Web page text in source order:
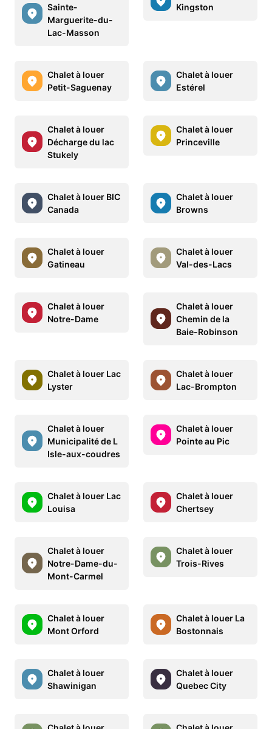
Sainte-
Marguerite-du-
Lac-Masson
Kingston
Chalet à louer
Petit-Saguenay
Chalet à louer
Estérel
Chalet à louer
Décharge du lac
Stukely
Chalet à louer
Princeville
Chalet à louer BIC
Canada
Chalet à louer
Browns
Chalet à louer
Gatineau
Chalet à louer
Val-des-Lacs
Chalet à louer
Notre-Dame
Chalet à louer
Chemin de la
Baie-Robinson
Chalet à louer Lac
Lyster
Chalet à louer
Lac-Brompton
Chalet à louer
Municipalité de L
Isle-aux-coudres
Chalet à louer
Pointe au Pic
Chalet à louer Lac
Louisa
Chalet à louer
Chertsey
Chalet à louer
Notre-Dame-du-
Mont-Carmel
Chalet à louer
Trois-Rives
Chalet à louer
Mont Orford
Chalet à louer La
Bostonnais
Chalet à louer
Shawinigan
Chalet à louer
Quebec City